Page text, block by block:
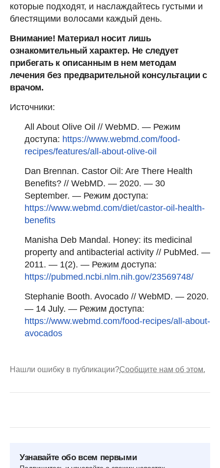
которые подходят, и наслаждайтесь густыми и
блестящими волосами каждый день.
Внимание! Материал носит лишь
ознакомительный характер. Не следует
прибегать к описанным в нем методам
лечения без предварительной консультации с
врачом.
Источники:
All About Olive Oil // WebMD. — Режим
доступа: https://www.webmd.com/food-
recipes/features/all-about-olive-oil
Dan Brennan. Castor Oil: Are There Health
Benefits? // WebMD. — 2020. — 30
September. — Режим доступа:
https://www.webmd.com/diet/castor-oil-health-
benefits
Manisha Deb Mandal. Honey: its medicinal
property and antibacterial activity // PubMed. —
2011. — 1(2). — Режим доступа:
https://pubmed.ncbi.nlm.nih.gov/23569748/
Stephanie Booth. Avocado // WebMD. — 2020.
— 14 July. — Режим доступа:
https://www.webmd.com/food-recipes/all-about-
avocados
Нашли ошибку в публикации?Сообщите нам об этом.
Узнавайте обо всем первыми